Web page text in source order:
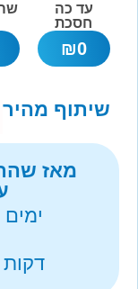
עד כה
חסכת
0
₪
שיתוף מהיר
מאז
ימים
דקות